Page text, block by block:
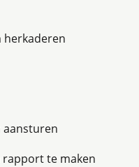
herkaderen
aansturen
te maken